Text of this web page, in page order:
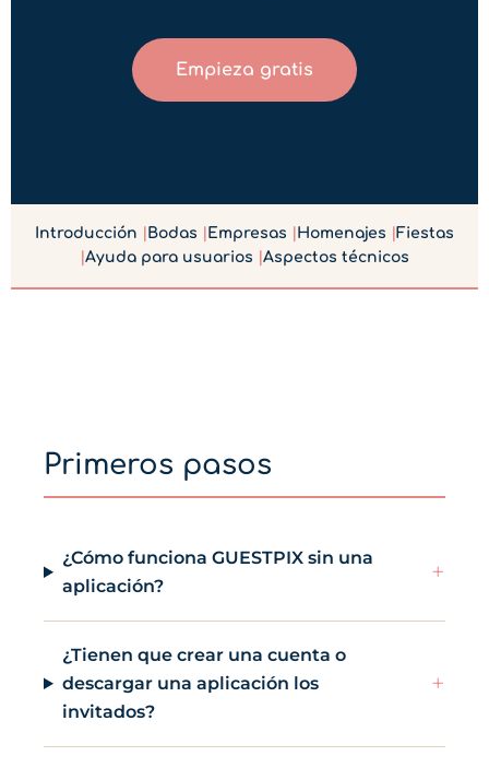
Empieza gratis
Introducción Bodas Empresas Homenajes
Fiestas
Ayuda para usuarios Aspectos técnicos
Primeros pasos
¿Cómo funciona GUESTPIX sin una
aplicación?
+
¿Tienen que crear una cuenta o
descargar una aplicación los
invitados?
+